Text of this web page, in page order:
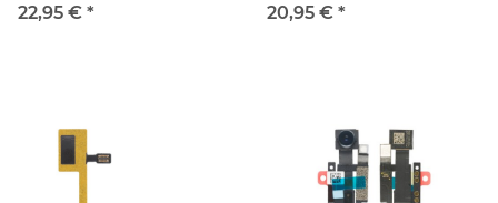
iPhone 8 (A1905,A1863)
22,95 € *
für Apple iPhone 8
20,95 € *